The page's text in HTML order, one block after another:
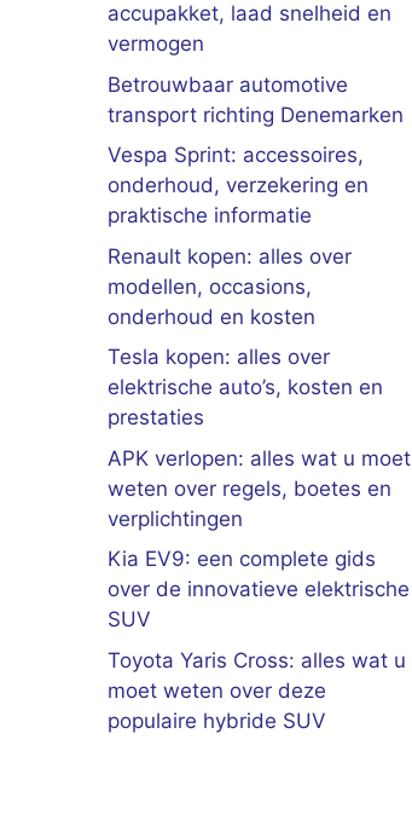
accupakket, laad snelheid en
vermogen
Betrouwbaar automotive
transport richting Denemarken
Vespa Sprint: accessoires,
onderhoud, verzekering en
praktische informatie
Renault kopen: alles over
modellen, occasions,
onderhoud en kosten
Tesla kopen: alles over
elektrische auto’s, kosten en
prestaties
APK verlopen: alles wat u moet
weten over regels, boetes en
verplichtingen
Kia EV9: een complete gids
over de innovatieve elektrische
SUV
Toyota Yaris Cross: alles wat u
moet weten over deze
populaire hybride SUV